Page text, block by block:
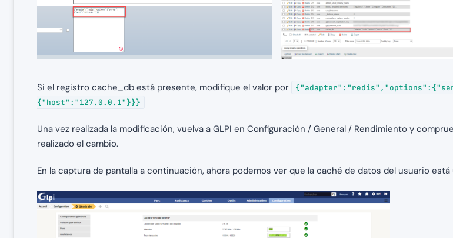
Si el registro cache_db está presente, modifique el valor por
{"host":"127.0.0.1"}}}
Una vez realizada la modificación, vuelva a GLPI en Configuración / General / Rendimiento y
realizado el cambio.
En la captura de pantalla a continuación, ahora podemos ver que la caché de datos del usuario está